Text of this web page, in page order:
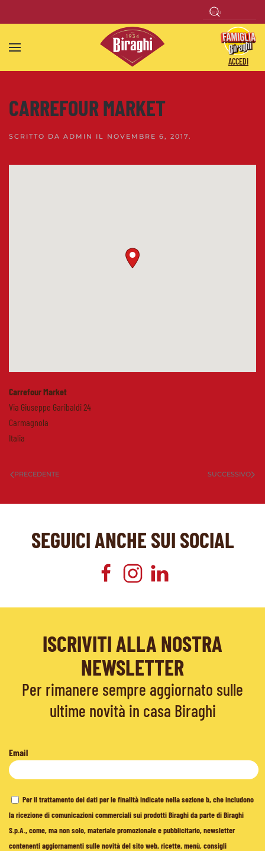
Skip to main content
ACCEDI
CARREFOUR MARKET
SCRITTO DA ADMIN IL NOVEMBRE 6, 2017.
Carrefour Market
Via Giuseppe Garibaldi 24
Carmagnola
Italia
PRECEDENTE SUCCESSIVO
SEGUICI ANCHE SUI SOCIAL
ISCRIVITI ALLA NOSTRA
NEWSLETTER
Per rimanere sempre aggiornato sulle
ultime novità in casa Biraghi
Email
Per il trattamento dei dati per le finalità indicate nella sezione b, che includono
la ricezione di comunicazioni commerciali sui prodotti Biraghi da parte di Biraghi
S.p.A., come, ma non solo, materiale promozionale e pubblicitario, newsletter
contenenti aggiornamenti sulle novità del sito web, ricette, menù, consigli